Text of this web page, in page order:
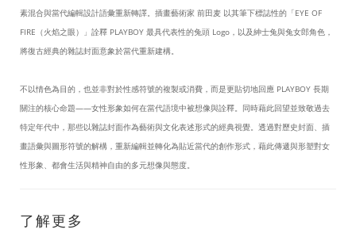
素混合與當代編輯設計語彙重新轉譯。插畫藝術家 前田麦 以其筆下標誌性的「EYE OF
FIRE（火焰之眼）」詮釋 PLAYBOY 最具代表性的兔頭 Logo，以及紳士兔與兔女郎角色，
將復古經典的雜誌封面意象於當代重新建構。
不以情色為目的，也並非對於性感符號的複製或消費，而是更貼切地回應 PLAYBOY 長期
關注的核心命題——女性形象如何在當代語境中被想像與詮釋。同時藉此回望並致敬過去
特定年代中，那些以雜誌封面作為藝術與文化表述形式的經典視覺。透過對歷史封面、插
畫語彙與圖形符號的解構，重新編輯並轉化為貼近當代的創作形式，藉此傳遞與形塑對女
性形象、都會生活與精神自由的多元想像與態度。
了解更多